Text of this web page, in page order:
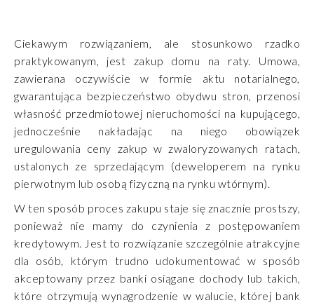
Ciekawym rozwiązaniem, ale stosunkowo rzadko
praktykowanym, jest zakup domu na raty. Umowa,
zawierana oczywiście w formie aktu notarialnego,
gwarantująca bezpieczeństwo obydwu stron, przenosi
własność przedmiotowej nieruchomości na kupującego,
jednocześnie nakładając na niego obowiązek
uregulowania ceny zakup w zwaloryzowanych ratach,
ustalonych ze sprzedającym (deweloperem na rynku
pierwotnym lub osobą fizyczną na rynku wtórnym).
W ten sposób proces zakupu staje się znacznie prostszy,
ponieważ nie mamy do czynienia z postępowaniem
kredytowym. Jest to rozwiązanie szczególnie atrakcyjne
dla osób, którym trudno udokumentować w sposób
akceptowany przez banki osiągane dochody lub takich,
które otrzymują wynagrodzenie w walucie, której bank